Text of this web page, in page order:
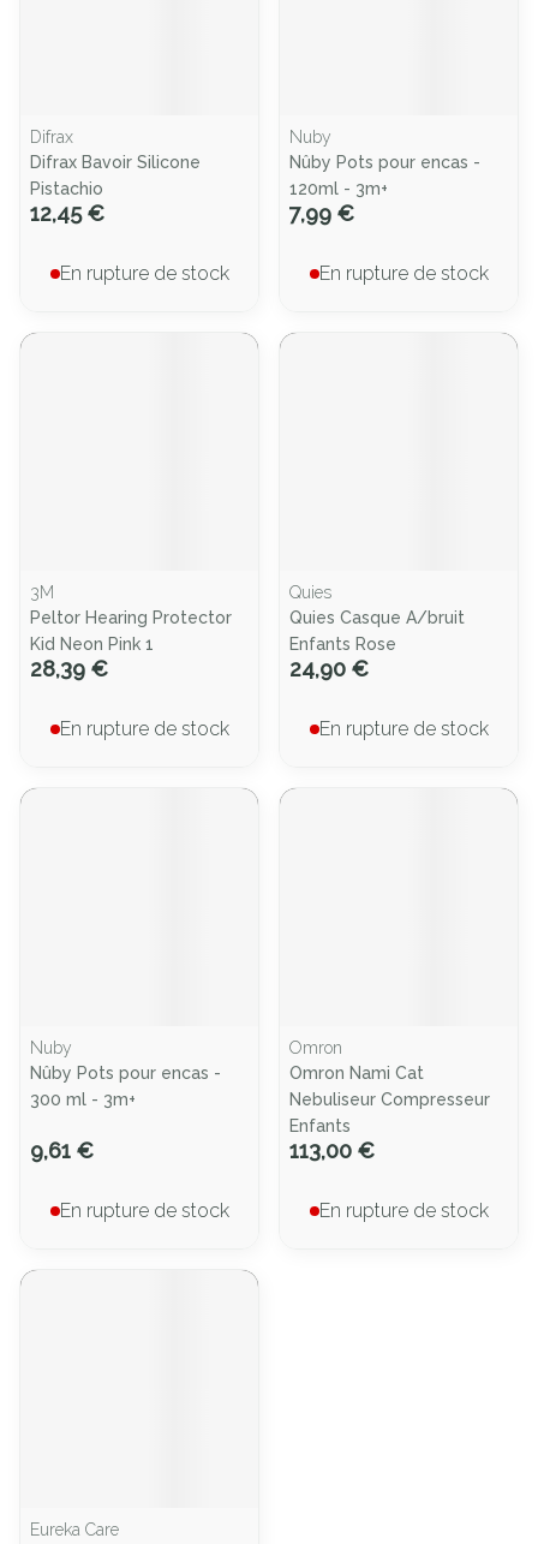
Difrax
Difrax Bavoir Silicone
Pistachio
12,45 €
En rupture de stock
Nuby
Nûby Pots pour encas -
120ml - 3m+
7,99 €
En rupture de stock
3M
Peltor Hearing Protector
Kid Neon Pink 1
28,39 €
En rupture de stock
Quies
Quies Casque A/bruit
Enfants Rose
24,90 €
En rupture de stock
Nuby
Nûby Pots pour encas -
300 ml - 3m+
9,61 €
En rupture de stock
Omron
Omron Nami Cat
Nebuliseur Compresseur
Enfants
113,00 €
En rupture de stock
Eureka Care